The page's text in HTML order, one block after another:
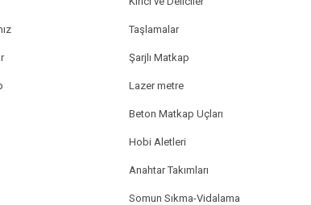
Taşlamalar
Şarjlı Matkap
Lazer metre
Beton Matkap Uçları
Hobi Aletleri
Anahtar Takımları
Somun Sıkma-Vidalama